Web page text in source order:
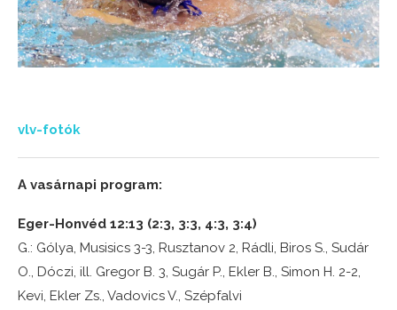
vlv-fotók
A vasárnapi program:
Eger-Honvéd 12:13 (2:3, 3:3, 4:3, 3:4)
G.: Gólya, Musisics 3-3, Rusztanov 2, Rádli, Biros S., Sudár
O., Dóczi, ill. Gregor B. 3, Sugár P., Ekler B., Simon H. 2-2,
Kevi, Ekler Zs., Vadovics V., Szépfalvi